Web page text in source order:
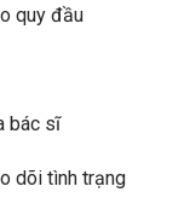
quy đầu
bác sĩ
dõi tình trạng